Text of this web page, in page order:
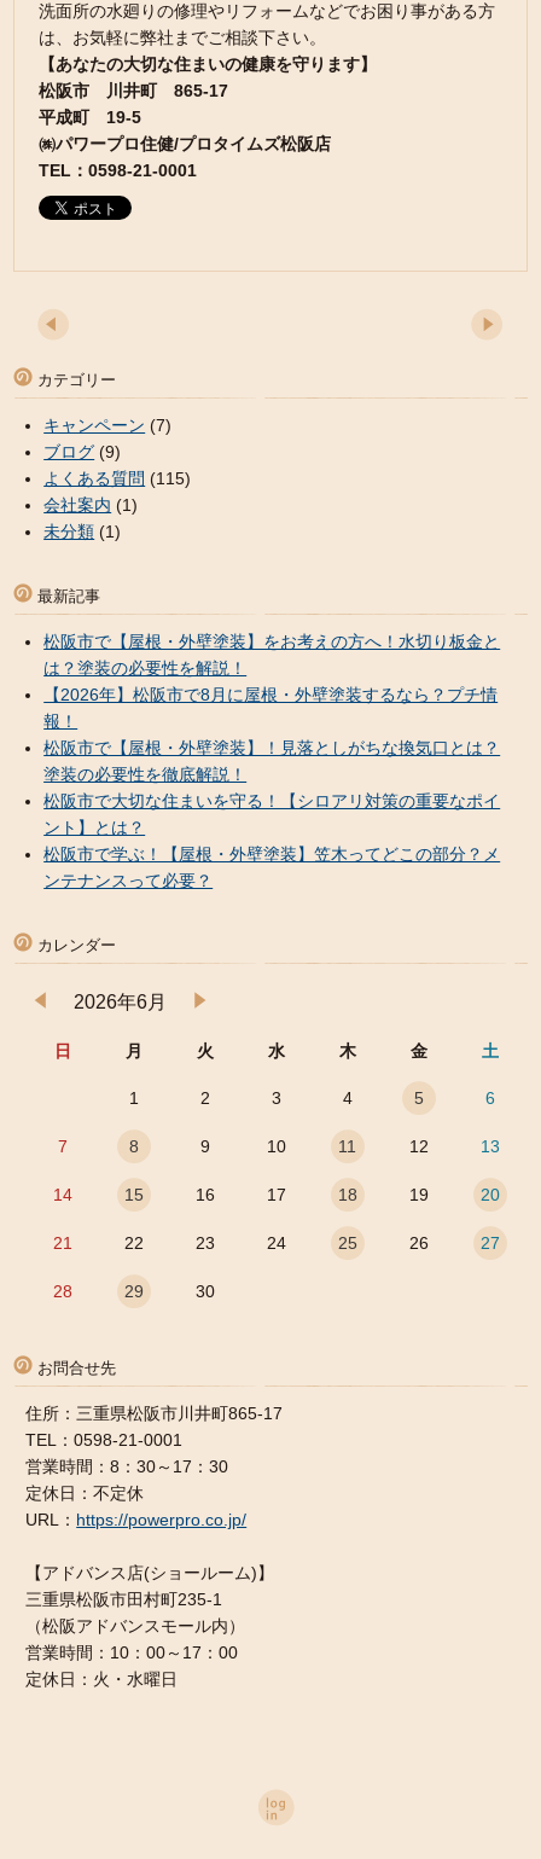
洗面所の水廻りの修理やリフォームなどでお困り事がある方
は、お気軽に弊社までご相談下さい。
【あなたの大切な住まいの健康を守ります】
松阪市 川井町 865-17
平成町 19-5
㈱パワープロ住健/プロタイムズ松阪店
TEL：0598-21-0001
カテゴリー
キャンペーン (7)
ブログ (9)
よくある質問 (115)
会社案内 (1)
未分類 (1)
最新記事
松阪市で【屋根・外壁塗装】をお考えの方へ！水切り板金と
は？塗装の必要性を解説！
【2026年】松阪市で8月に屋根・外壁塗装するなら？プチ情
報！
松阪市で【屋根・外壁塗装】！見落としがちな換気口とは？
塗装の必要性を徹底解説！
松阪市で大切な住まいを守る！【シロアリ対策の重要なポイ
ント】とは？
松阪市で学ぶ！【屋根・外壁塗装】笠木ってどこの部分？メ
ンテナンスって必要？
カレンダー
2026年6月
日 月 火 水 木 金 土
1 2 3 4 5 6
7 8 9 10 11 12 13
14 15 16 17 18 19 20
21 22 23 24 25 26 27
28 29 30
お問合せ先
住所：三重県松阪市川井町865-17
TEL：0598-21-0001
営業時間：8：30～17：30
定休日：不定休
URL： https://powerpro.co.jp/
【アドバンス店(ショールーム)】
三重県松阪市田村町235-1
（松阪アドバンスモール内）
営業時間：10：00～17：00
定休日：火・水曜日